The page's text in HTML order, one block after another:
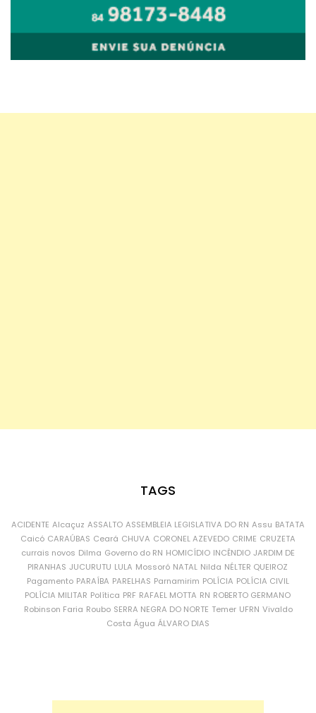
TAGS
ACIDENTE Alcaçuz ASSALTO ASSEMBLEIA LEGISLATIVA DO RN Assu BATATA
Caicó CARAÚBAS Ceará CHUVA CORONEL AZEVEDO CRIME CRUZETA
currais novos Dilma Governo do RN HOMICÍDIO INCÊNDIO JARDIM DE
PIRANHAS JUCURUTU LULA Mossoró NATAL Nilda NÉLTER QUEIROZ
Pagamento PARAÍBA PARELHAS Parnamirim POLÍCIA POLÍCIA CIVIL
POLÍCIA MILITAR Política PRF RAFAEL MOTTA RN ROBERTO GERMANO
Robinson Faria Roubo SERRA NEGRA DO NORTE Temer UFRN Vivaldo
Costa Água ÁLVARO DIAS